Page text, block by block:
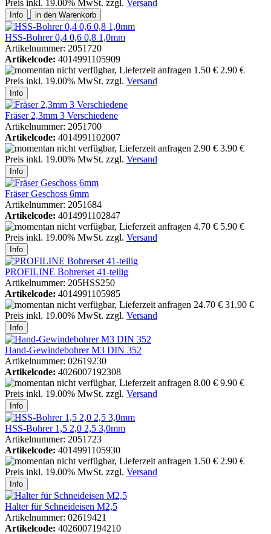
Preis inkl. 19.00% MwSt. zzgl. Versand
Info in den Warenkorb
HSS-Bohrer 0,4 0,6 0,8 1,0mm
Artikelnummer: 2051720
Artikelcode: 4014991105909
1.50 € 2.90 €
Preis inkl. 19.00% MwSt. zzgl. Versand
Info
Fräser 2,3mm 3 Verschiedene
Artikelnummer: 2051700
Artikelcode: 4014991102007
2.90 € 3.90 €
Preis inkl. 19.00% MwSt. zzgl. Versand
Info
Fräser Geschoss 6mm
Artikelnummer: 2051684
Artikelcode: 4014991102847
4.70 € 5.90 €
Preis inkl. 19.00% MwSt. zzgl. Versand
Info
PROFILINE Bohrerset 41-teilig
Artikelnummer: 205HSS250
Artikelcode: 4014991105985
24.70 € 31.90 €
Preis inkl. 19.00% MwSt. zzgl. Versand
Info
Hand-Gewindebohrer M3 DIN 352
Artikelnummer: 02619230
Artikelcode: 4026007192308
8.00 € 9.90 €
Preis inkl. 19.00% MwSt. zzgl. Versand
Info
HSS-Bohrer 1,5 2,0 2,5 3,0mm
Artikelnummer: 2051723
Artikelcode: 4014991105930
1.50 € 2.90 €
Preis inkl. 19.00% MwSt. zzgl. Versand
Info
Halter für Schneideisen M2,5
Artikelnummer: 02619421
Artikelcode: 4026007194210